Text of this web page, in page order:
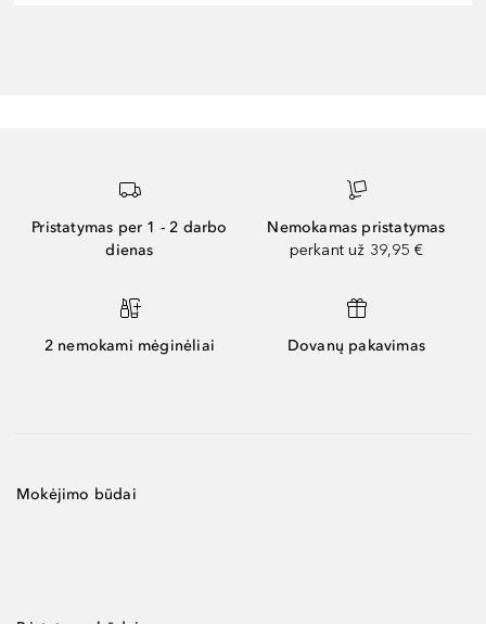
Pristatymas per 1 - 2 darbo
dienas
Nemokamas pristatymas
perkant už 39,95 €
2 nemokami mėginėliai Dovanų pakavimas
Mokėjimo būdai